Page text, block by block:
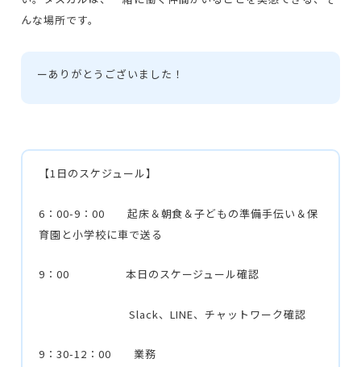
んな場所です。
ーありがとうございました！
【1日のスケジュール】
6：00-9：00 起床＆朝食＆子どもの準備手伝い＆保
育園と小学校に車で送る
9：00 本日のスケージュール確認
Slack、LINE、チャットワーク確認
9：30-12：00 業務